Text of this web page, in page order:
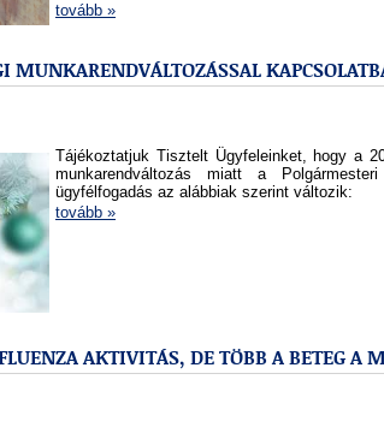
tovább »
MUNKARENDVÁLTOZÁSSAL
Tájékoztatjuk Tisztelt Ügyfeleinket, hogy a
munkarendváltozás miatt a
ügyfélfogadás az alábbiak szerint változik:
tovább »
AKTIVITÁS, DE TÖBB A BETEG A